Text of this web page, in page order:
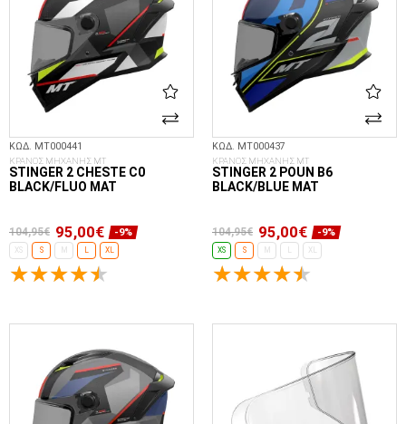
ΚΩΔ. MT000441
ΚΡΑΝΟΣ ΜΗΧΑΝΗΣ MT
STINGER 2 CHESTE C0
BLACK/FLUO MAT
104,95€ 95,00€ -9%
XS S L XL
ΚΩΔ. MT000437
ΚΡΑΝΟΣ ΜΗΧΑΝΗΣ MT
STINGER 2 POUN B6
BLACK/BLUE MAT
104,95€ 95,00€ -9%
XS S XL